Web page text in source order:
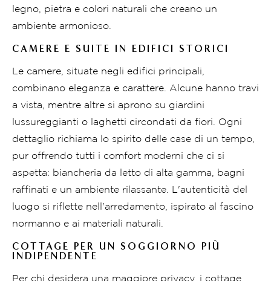
legno, pietra e colori naturali che creano un
ambiente armonioso.
CAMERE E SUITE IN EDIFICI STORICI
Le camere, situate negli edifici principali,
combinano eleganza e carattere. Alcune hanno travi
a vista, mentre altre si aprono su giardini
lussureggianti o laghetti circondati da fiori. Ogni
dettaglio richiama lo spirito delle case di un tempo,
pur offrendo tutti i comfort moderni che ci si
aspetta: biancheria da letto di alta gamma, bagni
raffinati e un ambiente rilassante. L'autenticità del
luogo si riflette nell'arredamento, ispirato al fascino
normanno e ai materiali naturali.
COTTAGE PER UN SOGGIORNO PIÙ
INDIPENDENTE
Per chi desidera una maggiore privacy, i cottage